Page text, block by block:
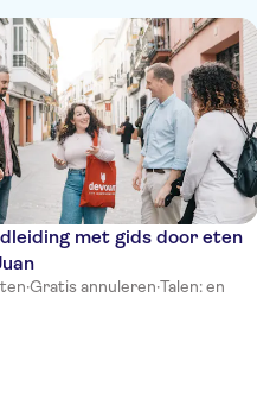
met gids door eten
·Gratis annuleren·Talen: en